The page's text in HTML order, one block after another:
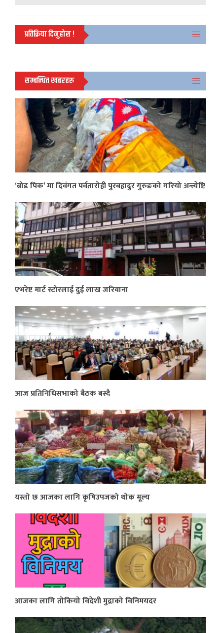
प्रतिक्रिया दिनुहोस !
सम्बन्धित खबरहरु
‘ब्रोड पिक’ मा दिवंगत पर्वतारोही पुरबहादुर गुरुङको गरियो अन्त्येष्टि
एभरेष्ट मार्ट स्टोरलाई दुई लाख जरिवाना
आज प्रतिनिधिसभाको बैठक बस्दै
यस्तो छ आजका लागि कृषिउपजको थोक मूल्य
आजका लागि तोकियो विदेशी मुद्राको विनिमयदर